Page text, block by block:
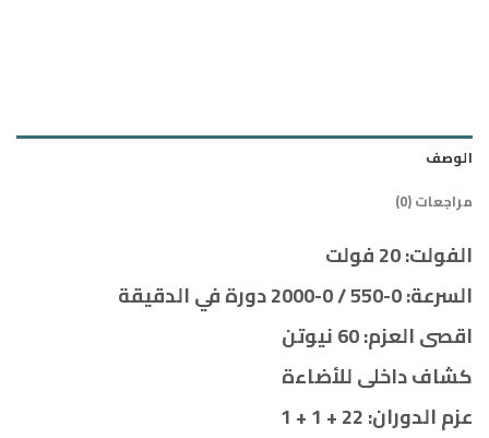
الوصف
مراجعات (0)
الفولت: 20 فولت
السرعة: 0-550 / 0-2000 دورة في الدقيقة
اقصى العزم: 60 نيوتن
كشاف داخلى للأضاءة
عزم الدوران: 22 + 1 + 1